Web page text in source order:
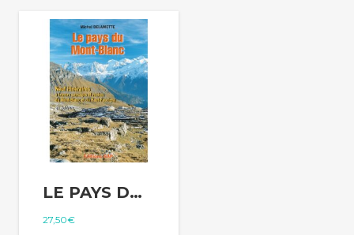
LE PAYS DU MONT-BLANC
27,50€